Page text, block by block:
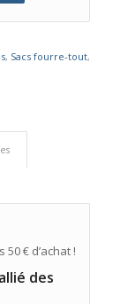
, Sacs fourre-tout,
50 € d’achat !
des